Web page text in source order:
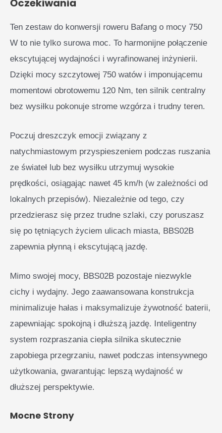
Oczekiwania
Ten zestaw do konwersji roweru Bafang o mocy 750
W to nie tylko surowa moc. To harmonijne połączenie
ekscytującej wydajności i wyrafinowanej inżynierii.
Dzięki mocy szczytowej 750 watów i imponującemu
momentowi obrotowemu 120 Nm, ten silnik centralny
bez wysiłku pokonuje strome wzgórza i trudny teren.
Poczuj dreszczyk emocji związany z
natychmiastowym przyspieszeniem podczas ruszania
ze świateł lub bez wysiłku utrzymuj wysokie
prędkości, osiągając nawet 45 km/h (w zależności od
lokalnych przepisów). Niezależnie od tego, czy
przedzierasz się przez trudne szlaki, czy poruszasz
się po tętniących życiem ulicach miasta, BBS02B
zapewnia płynną i ekscytującą jazdę.
Mimo swojej mocy, BBS02B pozostaje niezwykle
cichy i wydajny. Jego zaawansowana konstrukcja
minimalizuje hałas i maksymalizuje żywotność baterii,
zapewniając spokojną i dłuższą jazdę. Inteligentny
system rozpraszania ciepła silnika skutecznie
zapobiega przegrzaniu, nawet podczas intensywnego
użytkowania, gwarantując lepszą wydajność w
dłuższej perspektywie.
Mocne Strony